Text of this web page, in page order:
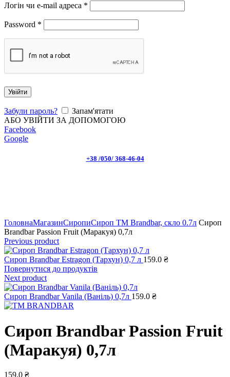
Логін чи e-mail адреса *
Password *
Увійти
Забули пароль?
Запам'ятати
АБО УВІЙТИ ЗА ДОПОМОГОЮ
Facebook
Google
+38 /050/ 368-46-04
ГоловнаМагазинСиропиСироп TM Brandbar, скло 0.7л Сироп
Brandbar Passion Fruit (Маракуя) 0,7л
Previous product
Сироп Brandbar Estragon (Тархун) 0,7 л 159.0 ₴
Повернутися до продуктів
Next product
Сироп Brandbar Vanila (Ваніль) 0,7л 159.0 ₴
Сироп Brandbar Passion Fruit
(Маракуя) 0,7л
159.0 ₴